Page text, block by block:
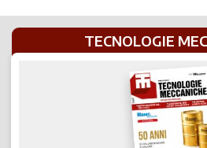
TECNOLOGIE